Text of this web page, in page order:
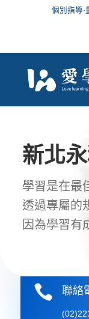
個別指導·
新北
學習是在最
透過專屬的
因為學習有
 聯絡